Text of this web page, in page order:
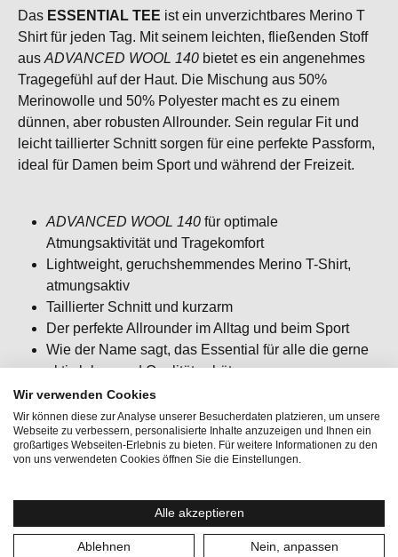
Das ESSENTIAL TEE ist ein unverzichtbares Merino T
Shirt für jeden Tag. Mit seinem leichten, fließenden Stoff
aus ADVANCED WOOL 140 bietet es ein angenehmes
Tragegefühl auf der Haut. Die Mischung aus 50%
Merinowolle und 50% Polyester macht es zu einem
dünnen, aber robusten Allrounder. Sein regular Fit und
leicht taillierter Schnitt sorgen für eine perfekte Passform,
ideal für Damen beim Sport und während der Freizeit.
ADVANCED WOOL 140 für optimale
Atmungsaktivität und Tragekomfort
Lightweight, geruchshemmendes Merino T-Shirt,
atmungsaktiv
Taillierter Schnitt und kurzarm
Der perfekte Allrounder im Alltag und beim Sport
Wie der Name sagt, das Essential für alle die gerne
aktiv leben und Qualität schätzen
Aktivitäten:
Bergsport, Fitness & Running, Lifestyle,
Damen
Gewicht: 101 g
Wir verwenden Cookies
Wir können diese zur Analyse unserer Besucherdaten platzieren, um unsere
Webseite zu verbessern, personalisierte Inhalte anzuzeigen und Ihnen ein
großartiges Webseiten-Erlebnis zu bieten. Für weitere Informationen zu den
von uns verwendeten Cookies öffnen Sie die Einstellungen.
Alle akzeptieren
Ablehnen Nein, anpassen